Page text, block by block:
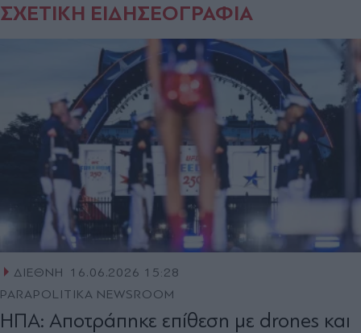
ΣΧΕΤΙΚΗ ΕΙΔΗΣΕΟΓΡΑΦΙΑ
ΔΙΕΘΝΗ
16.06.2026 15:28
PARAPOLITIKA NEWSROOM
ΗΠΑ: Αποτράπηκε επίθεση με drones και